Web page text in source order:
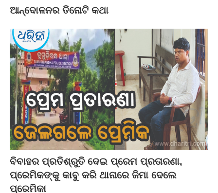
ଆନ୍ଦୋଳନର ତିନୋଟି କଥା
ବିବାହର ପ୍ରତିଶ୍ରୁତି ଦେଇ ପ୍ରେମ ପ୍ରତାରଣା,
ପ୍ରେମିକଙ୍କୁ କାବୁ କରି ଥାନାରେ ଜିମା ଦେଲେ
ପ୍ରେମିକା